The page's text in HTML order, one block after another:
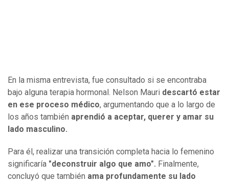
En la misma entrevista, fue consultado si se encontraba
bajo alguna terapia hormonal. Nelson Mauri descartó estar
en ese proceso médico, argumentando que a lo largo de
los años también aprendió a aceptar, querer y amar su
lado masculino.
Para él, realizar una transición completa hacia lo femenino
significaría "deconstruir algo que amo". Finalmente,
concluyó que también ama profundamente su lado